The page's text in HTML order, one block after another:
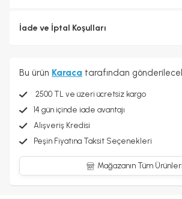
İade ve İptal Koşulları
Bu ürün Karaca tarafından
2500 TL ve üzeri ücretsiz kargo
14 gün içinde iade avantajı
Alışveriş Kredisi
Peşin Fiyatına Taksit Seçenekleri
Mağazanın Tüm Ürünleri